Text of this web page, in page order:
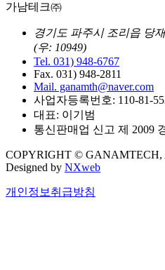
가남테크㈜
경기도 파주시 조리읍 당
(우: 10949)
Tel. 031) 948-6767
Fax. 031) 948-2811
Mail. ganamth@naver.com
사업자등록번호: 110-81-
대표: 이기범
통신판매업 신고 제 2009
COPYRIGHT © GANAMTECH,
Designed by NXweb
개인정보취급방침